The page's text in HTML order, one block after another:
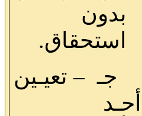
بدون
استحقاق.
جـ– تعيـين
أحـد